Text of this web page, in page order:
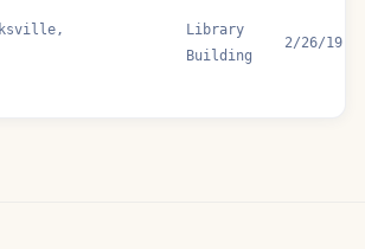
Library
Building
2/26/19